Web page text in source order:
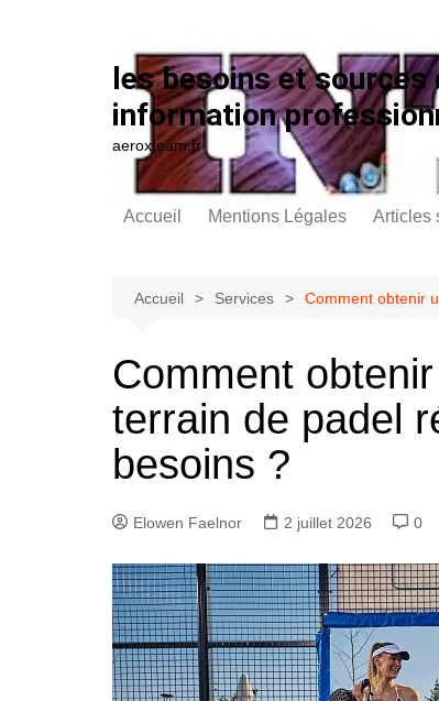
les besoins et sources
information
aeroxteam.fr
Accueil Mentions Légales Articles
Accueil Services Comment obtenir
Comment
terrain de padel
besoins ?
Elowen Faelnor 2 juillet 2026 0